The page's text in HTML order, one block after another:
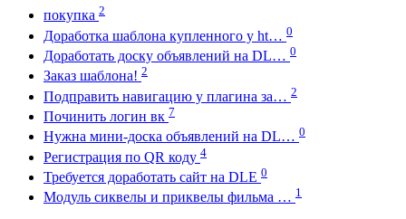
покупка 2
Доработка шаблона купленного у ht… 0
Доработать доску объявлений на DL… 0
Заказ шаблона! 2
Подправить навигацию у плагина за… 2
Починить логин вк 7
Нужна мини-доска объявлений на DL… 0
Регистрация по QR коду 4
Требуется доработать сайт на DLE 0
Модуль сиквелы и приквелы фильма … 1